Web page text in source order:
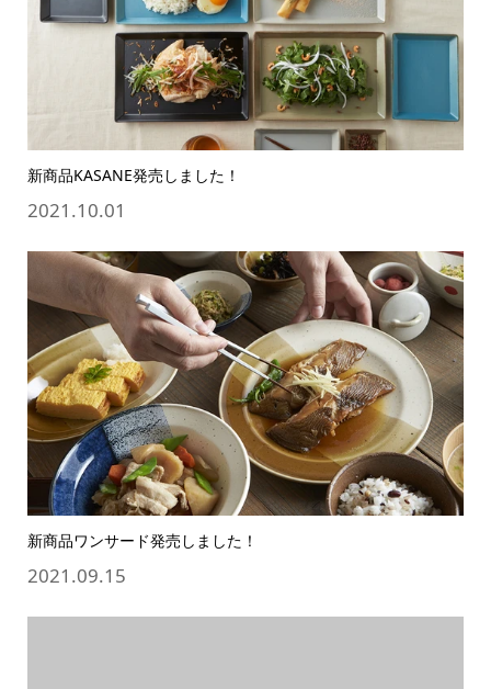
新商品KASANE発売しました！
2021.10.01
新商品ワンサード発売しました！
2021.09.15